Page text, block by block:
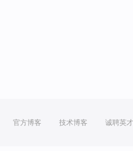
官方博客 技术博客 诚聘英才